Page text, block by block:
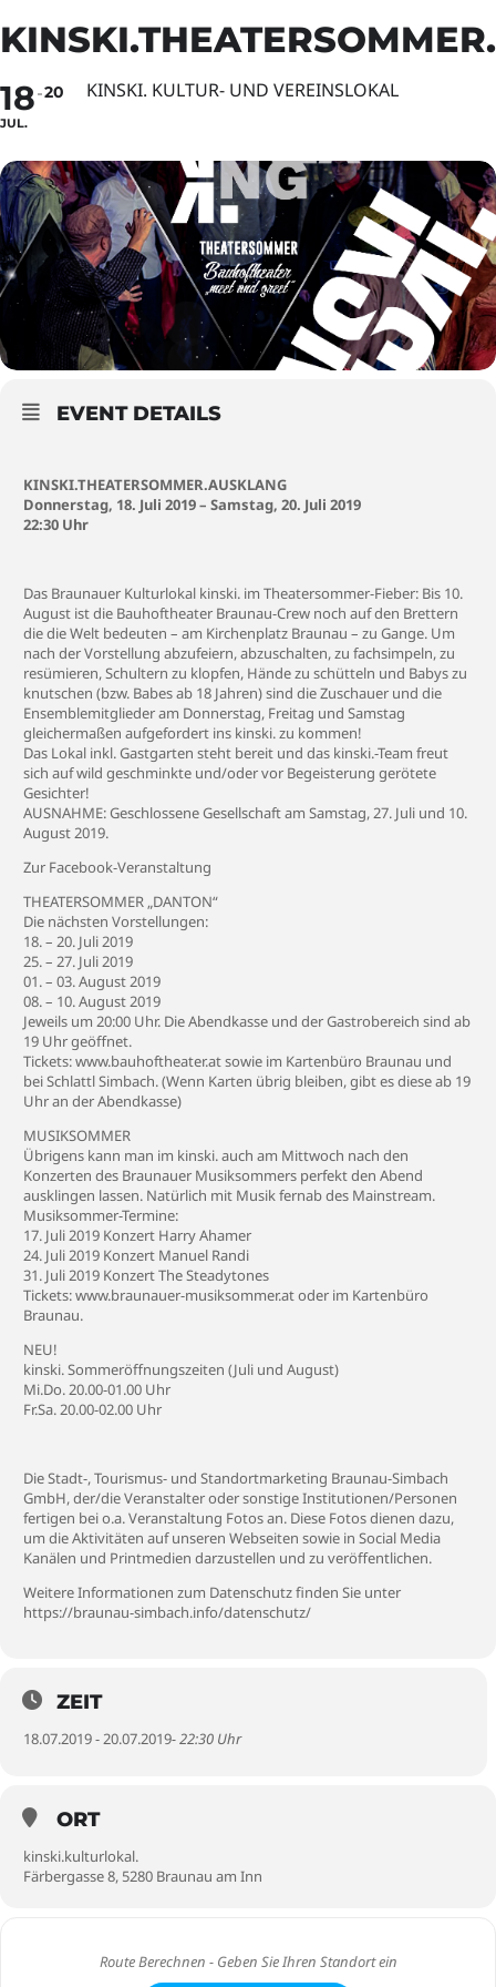
18
JUL.
20 KINSKI. KULTUR- UND VEREINSLOKAL
EVENT DETAILS
KINSKI.THEATERSOMMER.AUSKLANG
Donnerstag, 18. Juli 2019 – Samstag, 20. Juli 2019
22:30 Uhr
Das Braunauer Kulturlokal kinski. im Theatersommer-Fieber: Bis 10.
August ist die Bauhoftheater Braunau-Crew noch auf den Brettern
die die Welt bedeuten – am Kirchenplatz Braunau – zu Gange. Um
nach der Vorstellung abzufeiern, abzuschalten, zu fachsimpeln, zu
resümieren, Schultern zu klopfen, Hände zu schütteln und Babys zu
knutschen (bzw. Babes ab 18 Jahren) sind die Zuschauer und die
Ensemblemitglieder am Donnerstag, Freitag und Samstag
gleichermaßen aufgefordert ins kinski. zu kommen!
Das Lokal inkl. Gastgarten steht bereit und das kinski.-Team freut
sich auf wild geschminkte und/oder vor Begeisterung gerötete
Gesichter!
AUSNAHME: Geschlossene Gesellschaft am Samstag, 27. Juli und 10.
August 2019.
Zur Facebook-Veranstaltung
THEATERSOMMER „DANTON“
Die nächsten Vorstellungen:
18. – 20. Juli 2019
25. – 27. Juli 2019
01. – 03. August 2019
08. – 10. August 2019
Jeweils um 20:00 Uhr. Die Abendkasse und der Gastrobereich sind ab
19 Uhr geöffnet.
Tickets:www.bauhoftheater.atsowie im Kartenbüro Braunau und
bei Schlattl Simbach. (Wenn Karten übrig bleiben, gibt es diese ab 19
Uhr an der Abendkasse)
MUSIKSOMMER
Übrigens kann man im kinski. auch am Mittwoch nach den
Konzerten des Braunauer Musiksommers perfekt den Abend
ausklingen lassen. Natürlich mit Musik fernab des Mainstream.
Musiksommer-Termine:
17. Juli 2019 Konzert Harry Ahamer
24. Juli 2019 Konzert Manuel Randi
31. Juli 2019 Konzert The Steadytones
Tickets:www.braunauer-musiksommer.atoder im Kartenbüro
Braunau.
NEU!
kinski. Sommeröffnungszeiten (Juli und August)
Mi.Do. 20.00-01.00 Uhr
Fr.Sa. 20.00-02.00 Uhr
Die Stadt-, Tourismus- und Standortmarketing Braunau-Simbach
GmbH, der/die Veranstalter oder sonstige Institutionen/Personen
fertigen bei o.a. Veranstaltung Fotos an. Diese Fotos dienen dazu,
um die Aktivitäten auf unseren Webseiten sowie in Social Media
Kanälen und Printmedien darzustellen und zu veröffentlichen.
Weitere Informationen zum Datenschutz finden Sie unter
https://braunau-simbach.info/datenschutz/
ZEIT
18.07.2019 - 20.07.2019- 22:30 Uhr
ORT
kinski.kulturlokal.
Färbergasse 8, 5280 Braunau am Inn